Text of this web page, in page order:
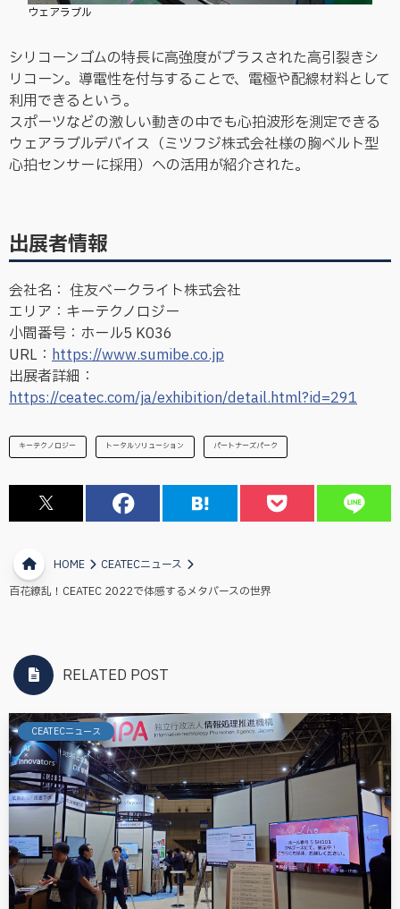
ウェアラブル
シリコーンゴムの特長に高強度がプラスされた高引裂きシ
リコーン。導電性を付与することで、電極や配線材料として
利用できるという。
スポーツなどの激しい動きの中でも心拍波形を測定できる
ウェアラブルデバイス（ミツフジ株式会社様の胸ベルト型
心拍センサーに採用）への活用が紹介された。
出展者情報
会社名： 住友ベークライト株式会社
エリア：キーテクノロジー
小間番号：ホール5 K036
URL： https://www.sumibe.co.jp
出展者詳細：
https://ceatec.com/ja/exhibition/detail.html?id=291
キーテクノロジー トータルソリューション パートナーズパーク
HOME
CEATECニュース
百花繚乱！CEATEC 2022で体感するメタバースの世界
RELATED POST
CEATECニュース